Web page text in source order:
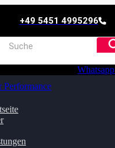
+49 5451 4995296
Whatsapp